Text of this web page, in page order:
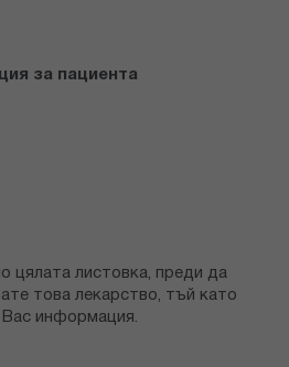
за пациента
цялата листовка, преди да
това лекарство, тъй като
информация.